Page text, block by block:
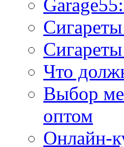
Что
Выбор
оптом
Онлайн-